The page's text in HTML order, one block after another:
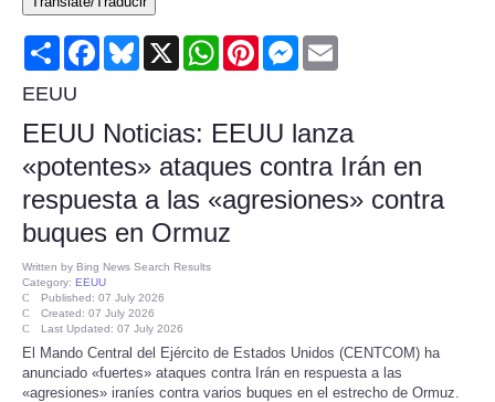
Consumer
Consumer Affairs Recalls
Food & Drug Recalls
Product Safety News
Health
Pets
Share FacebookBluesky
X WhatsAppPinterestMessenger
EEUU
EEUU Noticias: EEUU lanza
«potentes» ataques contra Irán en
respuesta a las «agresiones» contra
buques en Ormuz
Written by Bing News Search Results
Category: EEUU
Published: 07 July 2026
Created: 07 July 2026
Last Updated: 07 July 2026
El Mando Central del Ejército de Estados Unidos (CENTCOM) ha
anunciado «fuertes» ataques contra Irán en respuesta a las
«agresiones» iraníes contra varios buques en el estrecho de Ormuz.